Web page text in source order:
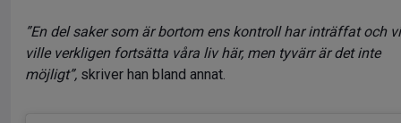
”En del saker som är bortom ens kontroll har inträffat och vi
ville verkligen fortsätta våra liv här, men tyvärr är det inte
möjligt”, skriver han bland annat.